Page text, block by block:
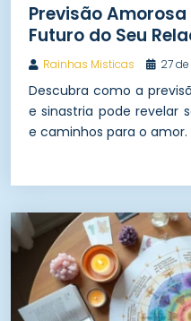
Previsão
Futuro do Seu
Rainhas Misticas 27
Descubra como a
e sinastria pode revelar
e caminhos para o amor.